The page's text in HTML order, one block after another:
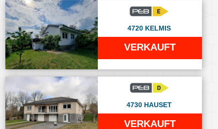
4720 KELMIS
VERKAUFT
4730 HAUSET
VERKAUFT